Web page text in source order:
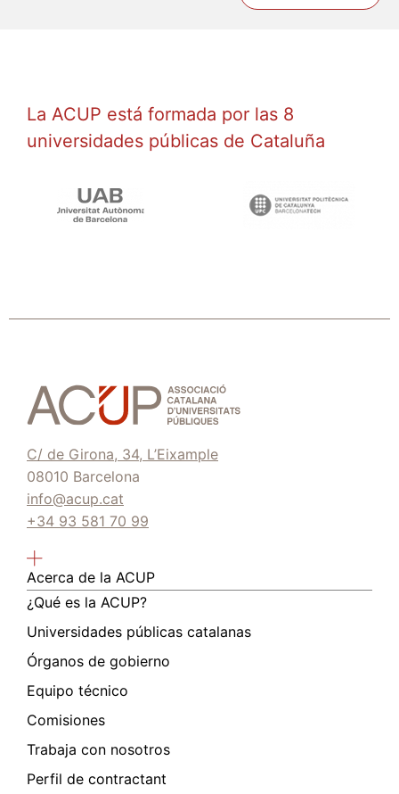
La ACUP está formada por las 8
universidades públicas de Cataluña
C/ de Girona, 34, L’Eixample
08010 Barcelona
info@acup.cat
+34 93 581 70 99
Acerca de la ACUP
¿Qué es la ACUP?
Universidades públicas catalanas
Órganos de gobierno
Equipo técnico
Comisiones
Trabaja con nosotros
Perfil de contractant